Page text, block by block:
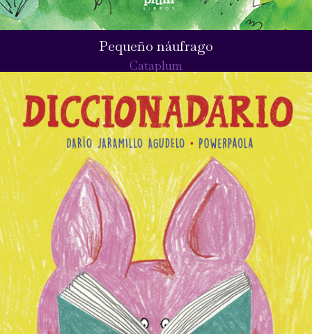
Pequeño náufrago
Cataplum